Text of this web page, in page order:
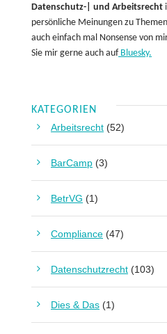
Datenschutz-| und Arbeitsrecht
persönliche Meinungen zu
auch einfach mal Nonsense von
Sie mir gerne auch aufBluesky.
KATEGORIEN
Arbeitsrecht (52)
BarCamp (3)
BetrVG (1)
Compliance (47)
Datenschutzrecht (103)
Dies & Das (1)